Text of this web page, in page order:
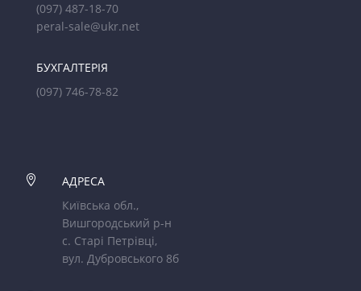
(097) 487-18-70
peral-sale@ukr.net
БУХГАЛТЕРІЯ
(097) 746-78-82

АДРЕСА
Київська обл.,
Вишгородський р-н
с. Старі Петрівці,
вул. Дубровського 8б